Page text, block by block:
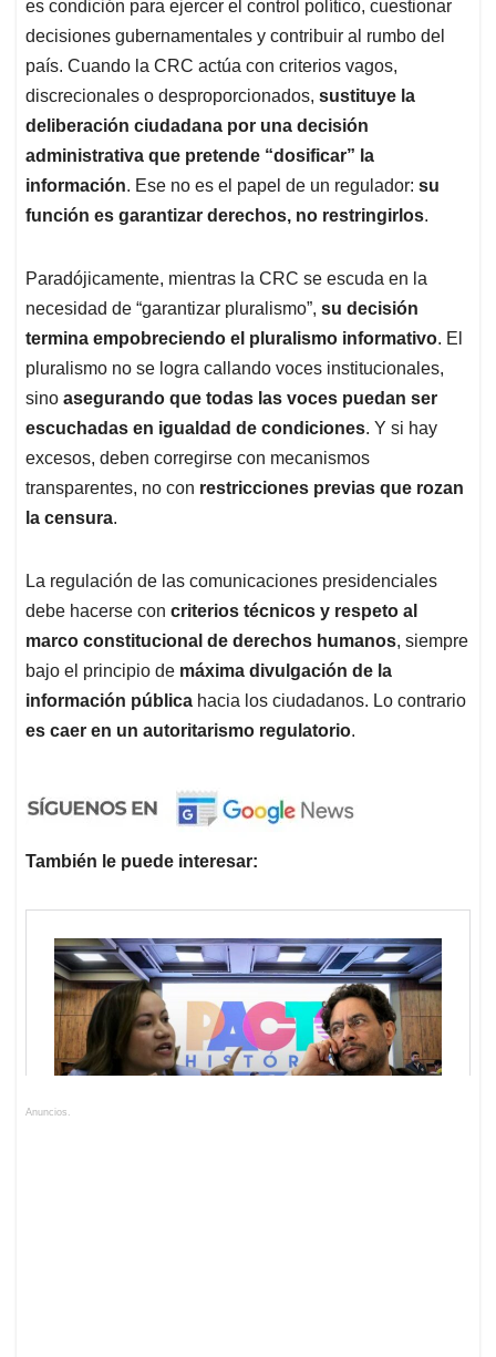
es condición para ejercer el control político, cuestionar
decisiones gubernamentales y contribuir al rumbo del
país. Cuando la CRC actúa con criterios vagos,
discrecionales o desproporcionados, sustituye la
deliberación ciudadana por una decisión
administrativa que pretende “dosificar” la
información. Ese no es el papel de un regulador: su
función es garantizar derechos, no restringirlos.
Paradójicamente, mientras la CRC se escuda en la
necesidad de “garantizar pluralismo”, su decisión
termina empobreciendo el pluralismo informativo. El
pluralismo no se logra callando voces institucionales,
sino asegurando que todas las voces puedan ser
escuchadas en igualdad de condiciones. Y si hay
excesos, deben corregirse con mecanismos
transparentes, no con restricciones previas que rozan
la censura.
La regulación de las comunicaciones presidenciales
debe hacerse con criterios técnicos y respeto al
marco constitucional de derechos humanos, siempre
bajo el principio de máxima divulgación de la
información pública hacia los ciudadanos. Lo contrario
es caer en un autoritarismo regulatorio.
También le puede interesar:
Anuncios.